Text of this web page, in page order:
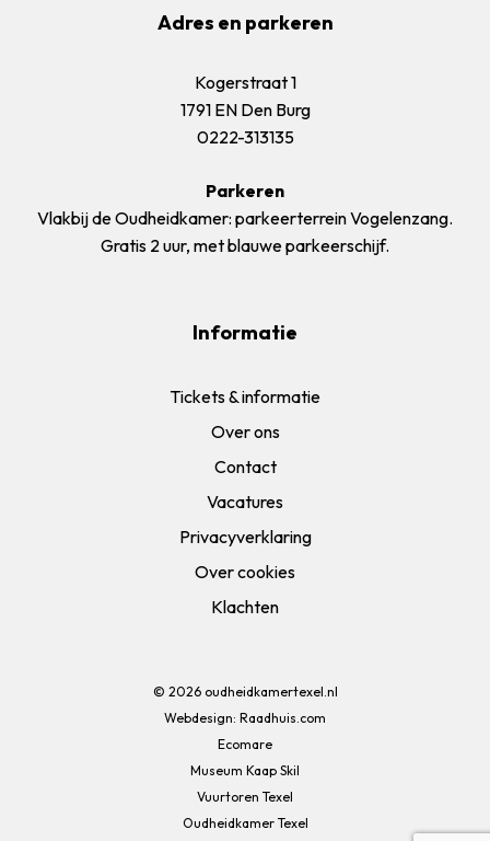
Adres en parkeren
Kogerstraat 1
1791 EN Den Burg
0222-313135
Parkeren
Vlakbij de Oudheidkamer: parkeerterrein Vogelenzang.
Gratis 2 uur, met blauwe parkeerschijf.
Informatie
Tickets & informatie
Over ons
Contact
Vacatures
Privacyverklaring
Over cookies
Klachten
© 2026 oudheidkamertexel.nl
Webdesign: Raadhuis.com
Ecomare
Museum Kaap Skil
Vuurtoren Texel
Oudheidkamer Texel